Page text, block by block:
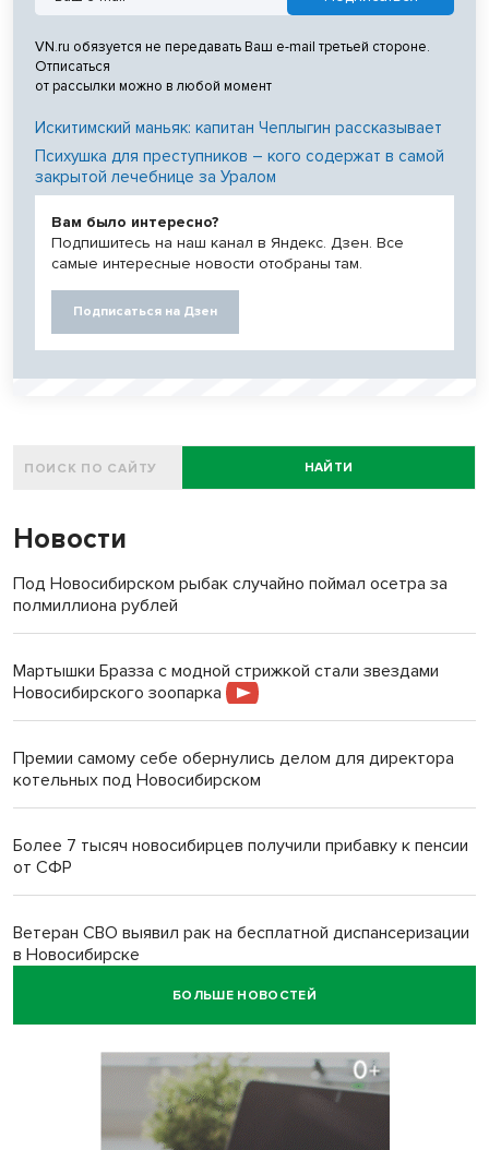
VN.ru обязуется не передавать Ваш e-mail третьей стороне.
Отписаться
от рассылки можно в любой момент
Искитимский маньяк: капитан Чеплыгин рассказывает
Психушка для преступников – кого содержат в самой
закрытой лечебнице за Уралом
Вам было интересно?
Подпишитесь на наш канал в Яндекс. Дзен. Все
самые интересные новости отобраны там.
Подписаться на Дзен
НАЙТИ
Новости
Под Новосибирском рыбак случайно поймал осетра за
полмиллиона рублей
Мартышки Бразза с модной стрижкой стали звездами
Новосибирского зоопарка
Премии самому себе обернулись делом для директора
котельных под Новосибирском
Более 7 тысяч новосибирцев получили прибавку к пенсии
от СФР
Ветеран СВО выявил рак на бесплатной диспансеризации
в Новосибирске
БОЛЬШЕ НОВОСТЕЙ